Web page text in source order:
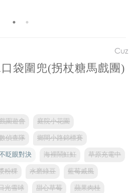
Cuz
袋圍兜(拐杖糖馬戲團)
園遊會
庭院小花園
偵查隊
鄉間小路錦標賽
眨眼對決 海裡鬧魟魟
草原充電中
粉粿 水磨綠豆
藍莓戚風
光雪球 甜心草莓
蘋果肉桂